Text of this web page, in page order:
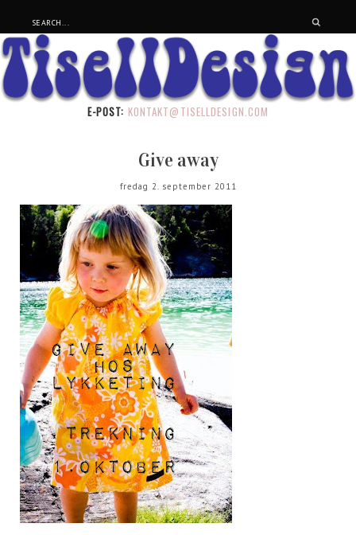
E-POST: KONTAKT@TISELLDESIGN.COM
Give away
fredag 2. september 2011